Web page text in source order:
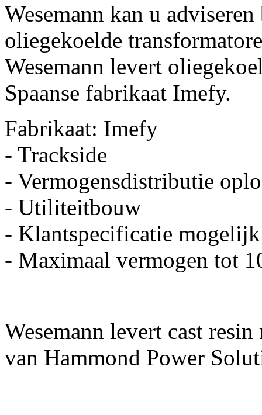
Wesemann kan u
oliegekoelde
Wesemann levert
Spaanse fabrikaat Imefy.
Fabrikaat: Imefy
- Trackside
- Vermogensdistributie
- Utiliteitbouw
- Klantspecificatie mogelijk
- Maximaal vermogen tot
Wesemann levert cast
van Hammond Power